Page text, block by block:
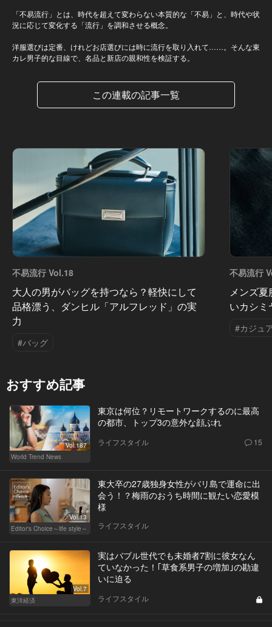
「不易流行」とは、時代を超えて変わらない本質的な「不易」と、時代や状
況に応じて変化する「流行」を調和させる概念。
洋服選びは定番、けれどお店選びには時に流行を取り入れて……。そんな東
カレ男子的な目線で、名品と新店の親和性を検証する。
この連載の記事一覧
不易流行 Vol.18
大人の男がバッグを持つなら？軽快にして
品格漂う、ダンヒル「アルフレッド」の実
力
#バッグ
不易流行
メンズ
いカシ
#カジュ
おすすめ記事
Vol.187
World Trend News
東京は何位？リモートワークするのに最高
の都市、トップ3の意外な顔ぶれ
ライフスタイル 15
Vol.13
Editor's Choice～life style～
東大卒の27歳独身女性がバリ島で運命に出
会う！？梅雨のおうち時間に観たい恋愛模
様
ライフスタイル
Vol.7
東洋経済
実はバブル世代でも未婚者7割に彼女なん
ていなかった！｢草食系男子の増加｣の勘違
いに迫る
ライフスタイル